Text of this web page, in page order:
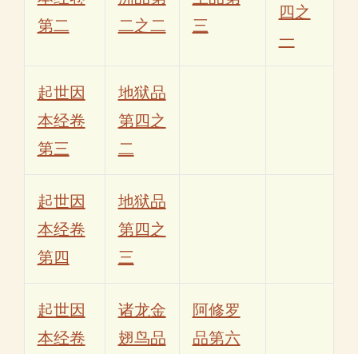
第二
二之二
三
四之
一
起世因
本经卷
第三
地狱品
第四之
二
起世因
本经卷
第四
地狱品
第四之
三
起世因
本经卷
诸龙金
翅鸟品
阿修罗
品第六